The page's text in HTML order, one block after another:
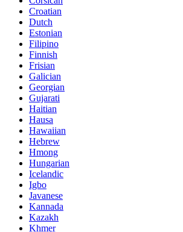
Croatian
Dutch
Estonian
Filipino
Finnish
Frisian
Galician
Georgian
Gujarati
Haitian
Hausa
Hawaiian
Hebrew
Hmong
Hungarian
Icelandic
Igbo
Javanese
Kannada
Kazakh
Khmer